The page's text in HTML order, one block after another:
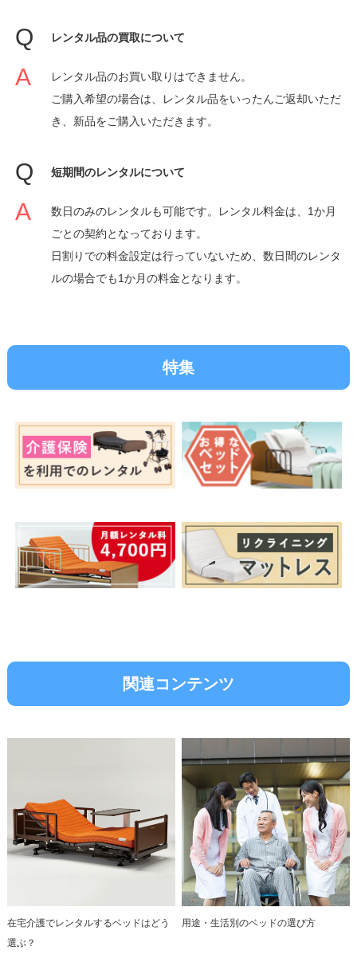
レンタル品の買取について
レンタル品のお買い取りはできません。
ご購入希望の場合は、レンタル品をいったんご返却いただ
き、新品をご購入いただきます。
短期間のレンタルについて
数日のみのレンタルも可能です。レンタル料金は、1か月
ごとの契約となっております。
日割りでの料金設定は行っていないため、数日間のレンタ
ルの場合でも1か月の料金となります。
特集
関連コンテンツ
在宅介護でレンタルするベッドはどう
選ぶ？
用途・生活別のベッドの選び方